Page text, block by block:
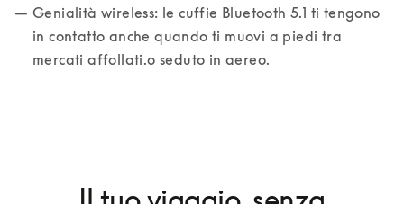
Genialità wireless: le cuffie Bluetooth 5.1 ti tengono
in contatto anche quando ti muovi a piedi tra
mercati affollati.o seduto in aereo.